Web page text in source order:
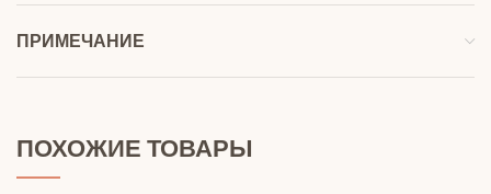
ПРИМЕЧАНИЕ
ПОХОЖИЕ ТОВАРЫ